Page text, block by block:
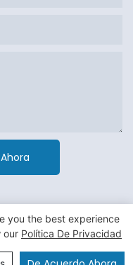
Material Packaging Co
mapa del sitio
you the best experience
our Política De Privacidad